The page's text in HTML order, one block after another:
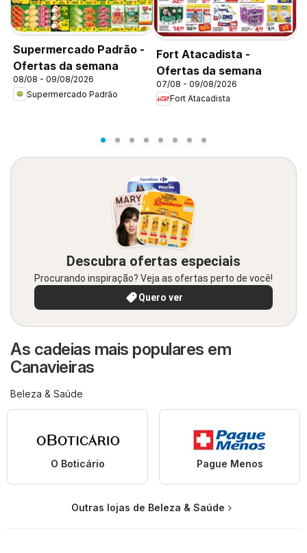
Supermercado Padrão -
Ofertas da semana
08/08 - 09/08/2026
Supermercado Padrão
Fort Atacadista -
Ofertas da semana
07/08 - 09/08/2026
Fort Atacadista
Descubra ofertas especiais
Procurando inspiração? Veja as ofertas perto de você!
Quero ver
As cadeias mais populares em
Canavieiras
Beleza & Saúde
O Boticário Pague Menos
Outras lojas de Beleza & Saúde